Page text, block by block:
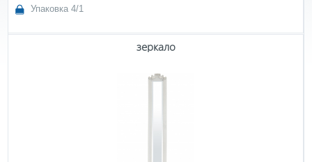
Упаковка 4/1
зеркало